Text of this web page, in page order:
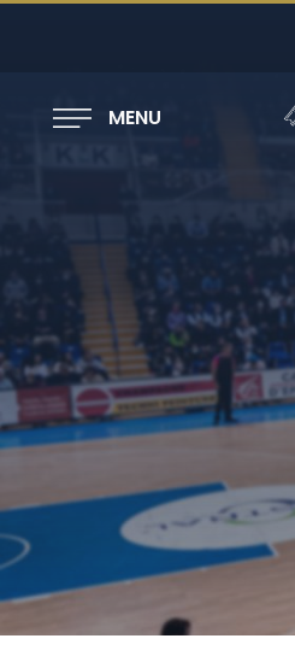
MENU